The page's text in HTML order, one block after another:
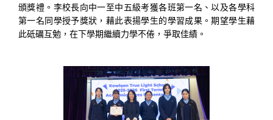
頒獎禮。李校長向中一至中五級考獲各班第一名、以及各學科
第一名同學授予獎狀，藉此表揚學生的學習成果。期望學生藉
此砥礪互勉，在下學期繼續力學不倦，爭取佳績。